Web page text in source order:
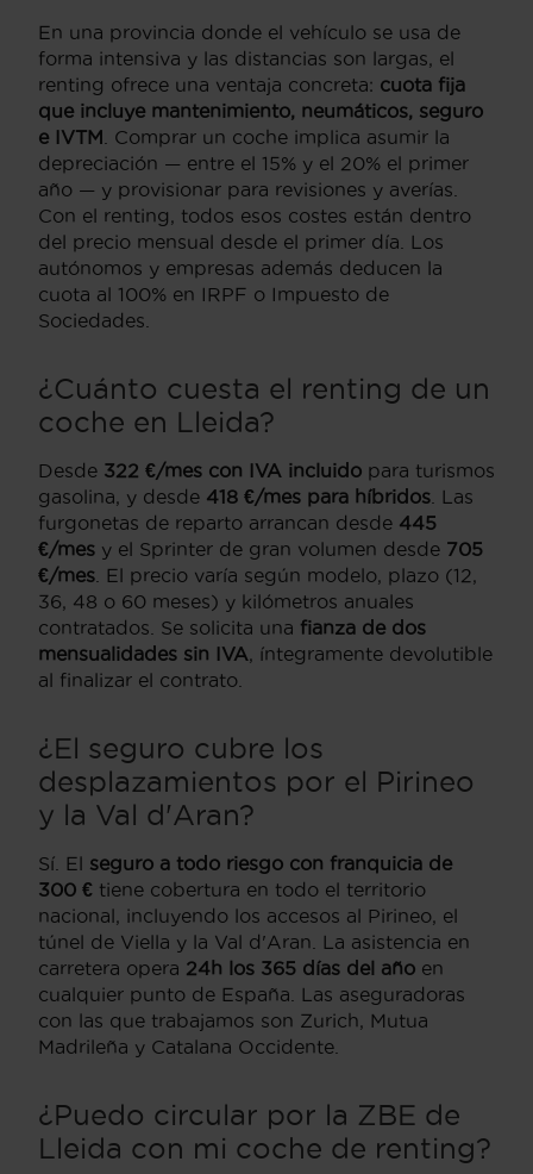
En una provincia donde el vehículo se usa de
forma intensiva y las distancias son largas, el
renting ofrece una ventaja concreta: cuota fija
que incluye mantenimiento, neumáticos, seguro
e IVTM . Comprar un coche implica asumir la
depreciación — entre el 15% y el 20% el primer
año — y provisionar para revisiones y averías.
Con el renting, todos esos costes están dentro
del precio mensual desde el primer día. Los
autónomos y empresas además deducen la
cuota al 100% en IRPF o Impuesto de
Sociedades.
¿Cuánto cuesta el renting de un
coche en Lleida?
Desde 322 €/mes con IVA incluido para turismos
gasolina, y desde 418 €/mes para híbridos . Las
furgonetas de reparto arrancan desde 445
€/mes y el Sprinter de gran volumen desde 705
€/mes . El precio varía según modelo, plazo (12,
36, 48 o 60 meses) y kilómetros anuales
contratados. Se solicita una fianza de dos
mensualidades sin IVA, íntegramente devolutible
al finalizar el contrato.
¿El seguro cubre los
desplazamientos por el Pirineo
y la Val d'Aran?
Sí. El seguro a todo riesgo con franquicia de
300 € tiene cobertura en todo el territorio
nacional, incluyendo los accesos al Pirineo, el
túnel de Viella y la Val d'Aran. La asistencia en
carretera opera 24h los 365 días del año en
cualquier punto de España. Las aseguradoras
con las que trabajamos son Zurich, Mutua
Madrileña y Catalana Occidente.
¿Puedo circular por la ZBE de
Lleida con mi coche de renting?